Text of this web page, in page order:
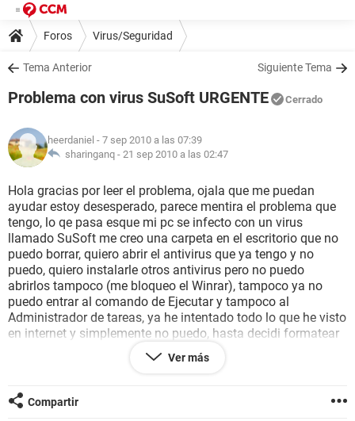
Foros Virus/Seguridad
Tema Anterior Siguiente Tema
Problema con virus SuSoft URGENTE Cerrado
heerdaniel - 7 sep 2010 a las 07:39
sharinganq - 21 sep 2010 a las 02:47
Hola gracias por leer el problema, ojala que me puedan
ayudar estoy desesperado, parece mentira el problema que
tengo, lo qe pasa esque mi pc se infecto con un virus
llamado SuSoft me creo una carpeta en el escritorio que no
puedo borrar, quiero abrir el antivirus que ya tengo y no
puedo, quiero instalarle otros antivirus pero no puedo
abrirlos tampoco (me bloqueo el Winrar), tampoco ya no
puedo entrar al comando de Ejecutar y tampoco al
Administrador de tareas, ya he intentado todo lo que he visto
en internet y simplemente no puedo, hasta decidi formatear
el disco duro, pero cuando apenas va a comenzar la
instalacion me dice que desactive el antivirus y reinicie la
habia formateado mi maquina y nunca me habia salido eso
asi que es obra de ese maldito virus, no se que hacer, no
Ver más
Compartir